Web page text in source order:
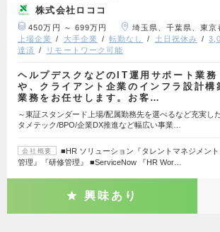
株式会社ロココ
450万円 ～ 699万円
埼玉県、千葉県、東京
上場企業
大手企業 転勤なし 土日祝休み
達済
リモートワーク可能
ヘルプデスクなどのIT運用サポート業務
や、クライアント企業のインフラ設計構
業務をお任せします。お客…
～東証スタンダード上場/配属勤務先を選べるなど充実し
タメテック/BPO/企業DX推進など幅広い事業…
会社概要
■HR ソリューション『タレントマネジメン
管理』『研修管理』 ■ServiceNow 『HR Wor…
興味あり